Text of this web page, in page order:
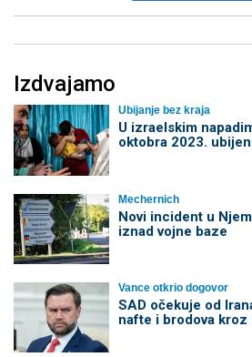
Izdvajamo
Ubijanje bez kraja
U izraelskim
oktobra 2023.
Mechernich
Novi incident u
iznad vojne baze
Vance otkrio dogovor
SAD očekuje od
nafte i brodova